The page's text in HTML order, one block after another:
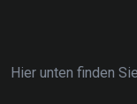
Hier unten finden